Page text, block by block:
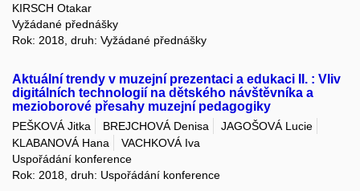
KIRSCH Otakar
Vyžádané přednášky
Rok: 2018, druh: Vyžádané přednášky
Aktuální trendy v muzejní prezentaci a edukaci II. : Vliv
digitálních technologií na dětského návštěvníka a
mezioborové přesahy muzejní pedagogiky
PEŠKOVÁ Jitka BREJCHOVÁ Denisa
JAGOŠOVÁ Lucie
KLABANOVÁ Hana
VACHKOVÁ Iva
Uspořádání konference
Rok: 2018, druh: Uspořádání konference